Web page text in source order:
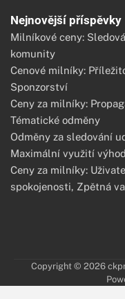
Nejnovější příspěvky
Milníkové ceny:
komunity
Cenové milníky:
Sponzorství
Ceny za milníky:
Tématické odměny
Odměny za sledování
Maximální využití
Ceny za milníky:
spokojenosti, Zpětná
Copyright © 2026